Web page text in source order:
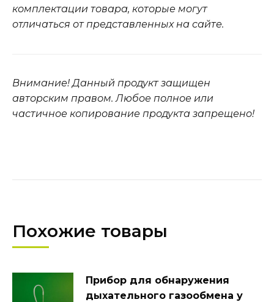
комплектации товара, которые могут
отличаться от представленных на сайте.
Внимание! Данный продукт защищен
авторским правом. Любое полное или
частичное копирование продукта запрещено!
Похожие товары
Прибор для обнаружения
дыхательного газообмена у